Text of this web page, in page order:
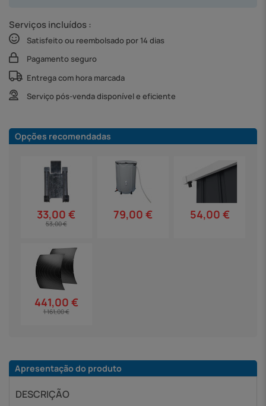
Serviços incluídos :
Satisfeito ou reembolsado por 14 dias
Pagamento seguro
Entrega com hora marcada
Serviço pós-venda disponível e eficiente
Opções recomendadas
33,00 €
53,00 €
79,00 € 54,00 €
441,00 €
1 161,00 €
Apresentação do produto
DESCRIÇÃO